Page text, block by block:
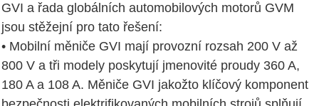
GVI a řada globálních automobilových motorů GVM
jsou stěžejní pro tato řešení:
• Mobilní měniče GVI mají provozní rozsah 200 V až
800 V a tři modely poskytují jmenovité proudy 360 A,
180 A a 108 A. Měniče GVI jakožto klíčový komponent